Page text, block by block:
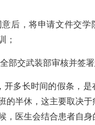
后，将申请文件交学
；
部交武装部审核并签署
开多长时间的假条，是
的半休，这主要取决于
，医生会结合患者自